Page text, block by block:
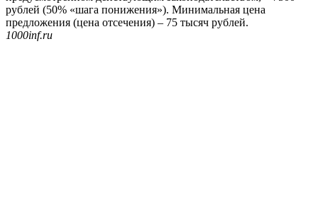
рублей (50% «шага понижения»). Минимальная цена
предложения (цена отсечения) – 75 тысяч рублей.
1000inf.ru